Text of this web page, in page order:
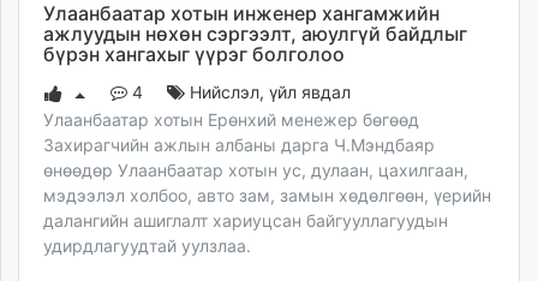
Улаанбаатар хотын инженер хангамжийн
ажлуудын нөхөн сэргээлт, аюулгүй байдлыг
бүрэн хангахыг үүрэг болголоо
4 Нийслэл,үйл явдал
Улаанбаатар хотын Ерөнхий менежер бөгөөд
Захирагчийн ажлын албаны дарга Ч.Мэндбаяр
өнөөдөр Улаанбаатар хотын ус, дулаан, цахилгаан,
мэдээлэл холбоо, авто зам, замын хөдөлгөөн, үерийн
далангийн ашиглалт хариуцсан байгууллагуудын
удирдлагуудтай уулзлаа.